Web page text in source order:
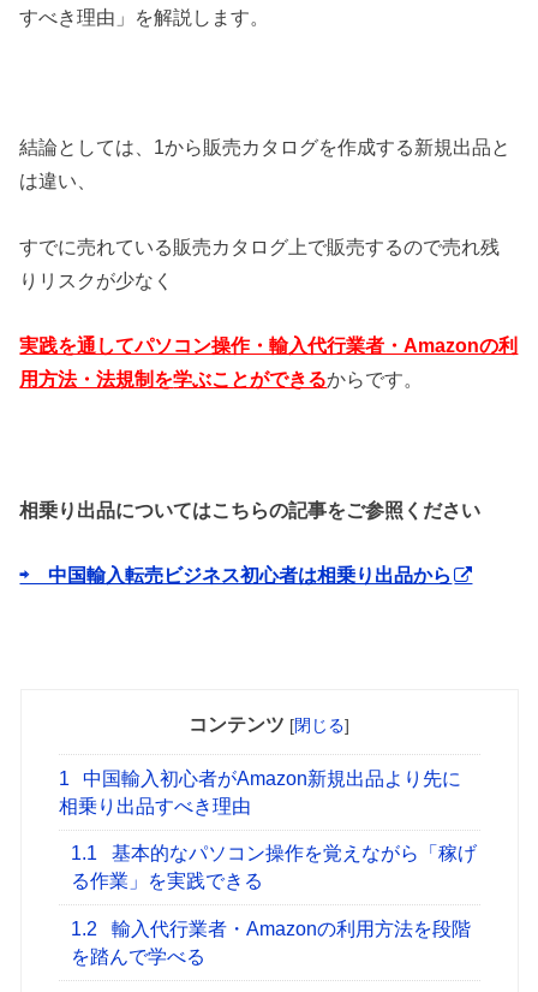
すべき理由」を解説します。
結論としては、1から販売カタログを作成する新規出品と
は違い、
すでに売れている販売カタログ上で販売するので売れ残
りリスクが少なく
実践を通してパソコン操作・輸入代行業者・Amazonの利
用方法・法規制を学ぶことができるからです。
相乗り出品についてはこちらの記事をご参照ください
⇨ 中国輸入転売ビジネス初心者は相乗り出品から
コンテンツ [閉じる]
1
中国輸入初心者がAmazon新規出品より先に
相乗り出品すべき理由
1.1
基本的なパソコン操作を覚えながら「稼げ
る作業」を実践できる
1.2
輸入代行業者・Amazonの利用方法を段階
を踏んで学べる